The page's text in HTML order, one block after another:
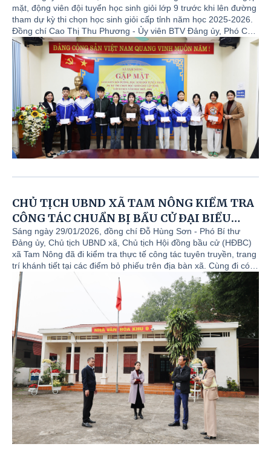
mặt, động viên đội tuyển học sinh giỏi lớp 9 trước khi lên đường
tham dự kỳ thi chọn học sinh giỏi cấp tỉnh năm học 2025-2026.
Đồng chí Cao Thị Thu Phương - Ủy viên BTV Đảng ủy, Phó Chủ
tịch UBND xã chủ trì hội nghị. Cùng dự có đồng chí Lê Thị
Thanh Tâm - ĐUV, Trưởng phòng Văn hóa - Xã hội xã; các thầy
giáo, cô giáo tham gia bồi dưỡng đội tuyển và 21 em học sinh
trong đội tuyển.
CHỦ TỊCH UBND XÃ TAM NÔNG KIỂM TRA
CÔNG TÁC CHUẨN BỊ BẦU CỬ ĐẠI BIỂU
QUỐC HỘI VÀ HĐND CÁC CẤP
Sáng ngày 29/01/2026, đồng chí Đỗ Hùng Sơn - Phó Bí thư
Đảng ủy, Chủ tịch UBND xã, Chủ tịch Hội đồng bầu cử (HĐBC)
xã Tam Nông đã đi kiểm tra thực tế công tác tuyên truyền, trang
trí khánh tiết tại các điểm bỏ phiếu trên địa bàn xã. Cùng đi có
đồng chí Nguyễn Thị Thu Trang - Ủy viên BTV Đảng ủy, Phó
Chủ tịch HĐND xã; lãnh đạo phòng Văn hóa - Xã hội và lãnh
đạo Trung tâm Dịch vụ sự nghiệp công.